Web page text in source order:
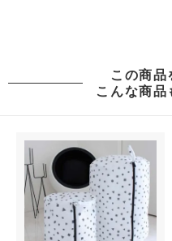
この商品
こんな商品